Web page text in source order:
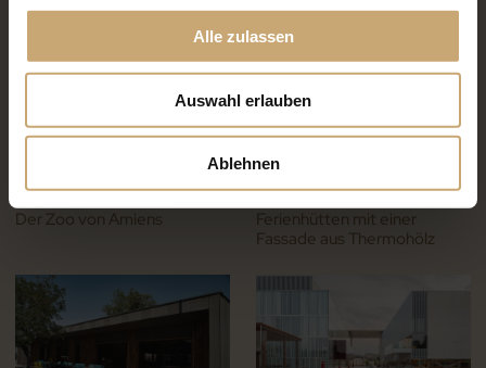
Alle zulassen
Auswahl erlauben
Ablehnen
Holzverkleidung
Der Zoo von Amiens
Ferienhütten mit einer
Fassade aus Thermohölz